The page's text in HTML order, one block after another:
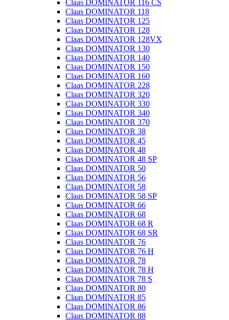
Claas DOMINATOR 116 CS
Claas DOMINATOR 118
Claas DOMINATOR 125
Claas DOMINATOR 128
Claas DOMINATOR 128VX
Claas DOMINATOR 130
Claas DOMINATOR 140
Claas DOMINATOR 150
Claas DOMINATOR 160
Claas DOMINATOR 228
Claas DOMINATOR 320
Claas DOMINATOR 330
Claas DOMINATOR 340
Claas DOMINATOR 370
Claas DOMINATOR 38
Claas DOMINATOR 45
Claas DOMINATOR 48
Claas DOMINATOR 48 SP
Claas DOMINATOR 50
Claas DOMINATOR 56
Claas DOMINATOR 58
Claas DOMINATOR 58 SP
Claas DOMINATOR 66
Claas DOMINATOR 68
Claas DOMINATOR 68 R
Claas DOMINATOR 68 SR
Claas DOMINATOR 76
Claas DOMINATOR 76 H
Claas DOMINATOR 78
Claas DOMINATOR 78 H
Claas DOMINATOR 78 S
Claas DOMINATOR 80
Claas DOMINATOR 85
Claas DOMINATOR 86
Claas DOMINATOR 88